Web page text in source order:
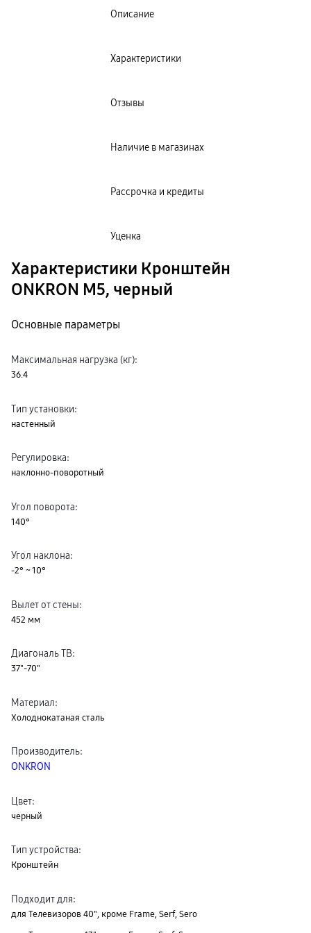
Описание
Характеристики
Отзывы
Наличие в магазинах
Рассрочка и кредиты
Уценка
Характеристики Кронштейн
ONKRON M5, черный
Основные параметры
Максимальная нагрузка (кг):
36.4
Тип установки:
настенный
Регулировка:
наклонно-поворотный
Угол поворота:
140°
Угол наклона:
-2° ~ 10°
Вылет от стены:
452 мм
Диагональ ТВ:
37"-70"
Материал:
Холоднокатаная сталь
Производитель:
ONKRON
Цвет:
черный
Тип устройства:
Кронштейн
Подходит для:
для Телевизоров 40", кроме Frame, Serf, Sero